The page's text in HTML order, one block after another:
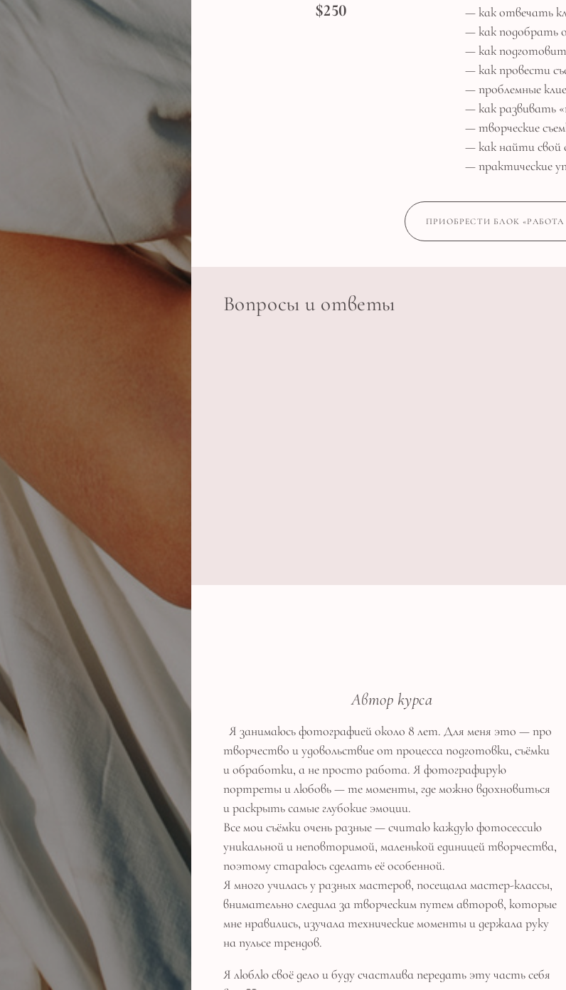
$250
— как отвечать
— как подобрать
— как
— как провести
— проблемные
— как развивать
— творческие
— как найти свой
— практические
ПРИОБРЕСТИ БЛОК
Вопросы и ответы
Автор курса
Я занимаюсь фотографией около 8 лет. Для меня это — про
творчество и удовольствие от процесса подготовки, съёмки
и обработки, а не просто работа. Я фотографирую
портреты и любовь — те моменты, где можно вдохновиться
и раскрыть самые глубокие эмоции.
Все мои съёмки очень разные — считаю каждую фотосессию
уникальной и неповторимой, маленькой единицей творчества,
поэтому стараюсь сделать её особенной.
Я много училась у разных мастеров, посещала мастер-классы,
внимательно следила за творческим путем авторов, которые
мне нравились, изучала технические моменты и держала руку
на пульсе трендов.
Я люблю своё дело и буду счастлива передать эту часть себя